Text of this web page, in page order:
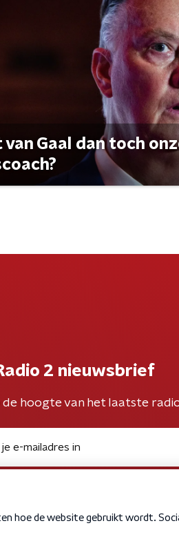
van Gaal dan toch
2 nieuwsbrief
hoogte van het laatste